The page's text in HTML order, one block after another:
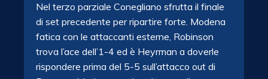
Nel terzo parziale Conegliano sfrutta il finale
di set precedente per ripartire forte. Modena
fatica con le attaccanti esterne, Robinson
trova l’ace dell’1-4 ed è Heyrman a doverle
rispondere prima del 5-5 sull’attacco out di